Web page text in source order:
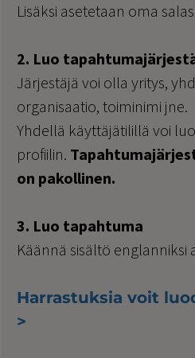
Lisäksi asetetaan oma
2. Luo
Järjestäjä voi olla yritys,
organisaatio, toiminimi jne.
Yhdellä käyttäjätilillä voi
profiilin.
on pakollinen.
3. Luo tapahtuma
Käännä sisältö
Harrastuksia voit
>